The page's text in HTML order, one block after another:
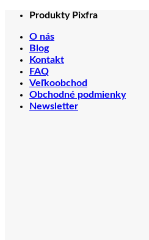
Skip
content
Produkty Pixfra
O nás
Blog
Kontakt
FAQ
Veľkoobchod
Obchodné podmienky
Newsletter